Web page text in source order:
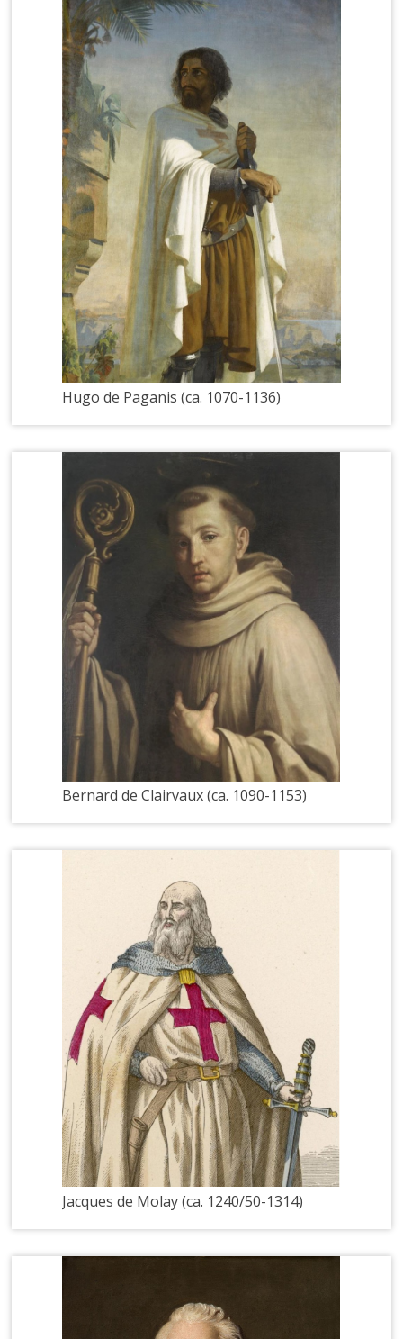
Hugo de Paganis (ca. 1070-1136)
Bernard de Clairvaux (ca. 1090-1153)
Jacques de Molay (ca. 1240/50-1314)